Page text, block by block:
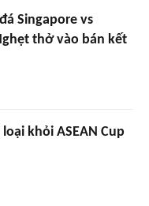
Singapore vs
thở vào bán kết
khỏi ASEAN Cup